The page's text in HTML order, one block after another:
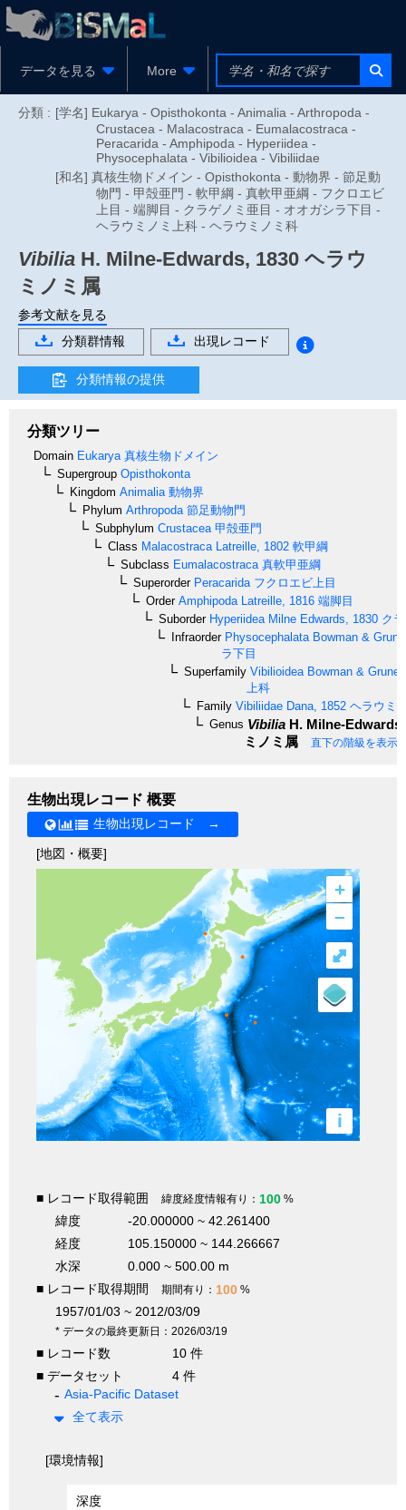
データを見る More
分類 : [学名] Eukarya - Opisthokonta - Animalia - Arthropoda -
Crustacea - Malacostraca - Eumalacostraca -
Peracarida - Amphipoda - Hyperiidea -
Physocephalata - Vibilioidea - Vibiliidae
[和名] 真核生物ドメイン - Opisthokonta - 動物界 - 節足動
物門 - 甲殻亜門 - 軟甲綱 - 真軟甲亜綱 - フクロエビ
上目 - 端脚目 - クラゲノミ亜目 - オオガシラ下目 -
ヘラウミノミ上科 - ヘラウミノミ科
Vibilia H. Milne-Edwards, 1830 ヘラウ
ミノミ属
参考文献を見る
分類群情報
出現レコード
分類情報の提供
分類ツリー
Domain Eukarya 真核生物ドメイン
Supergroup Opisthokonta
Kingdom Animalia 動物界
Phylum Arthropoda 節足動物門
Subphylum Crustacea 甲殻亜門
Class Malacostraca Latreille, 1802 軟甲綱
Subclass Eumalacostraca 真軟甲亜綱
SuperorderPeracarida フクロエビ上目
OrderAmphipoda Latreille, 1816 端脚目
SuborderHyperiidea Milne Edwards, 1830 ク
InfraorderPhysocephalata Bowman &
ラ下目
Superfamily Vibilioidea Bowman &
上科
Family Vibiliidae Dana, 1852 ヘラウミ
Genus Vibilia H. Milne-
ミノミ属
直下の階級を表示
生物出現レコード 概要
生物出現レコード →
[地図・概要]
+
–
i
⤢
■ レコード取得範囲 緯度経度情報有り： 100 %
緯度
-20.000000 ~ 42.261400
経度
105.150000 ~ 144.266667
水深
0.000 ~ 500.00 m
■ レコード取得期間
期間有り： 100 %
1957/01/03 ~ 2012/03/09
* データの最終更新日：2026/03/19
■ レコード数
10 件
■ データセット
4 件
Asia-Pacific Dataset
全て表示
[環境情報]
深度